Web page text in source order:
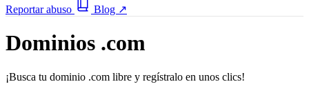
Reportar abuso
Blog ↗
Dominios .com
¡Busca tu dominio .com libre y regístralo en unos clics!